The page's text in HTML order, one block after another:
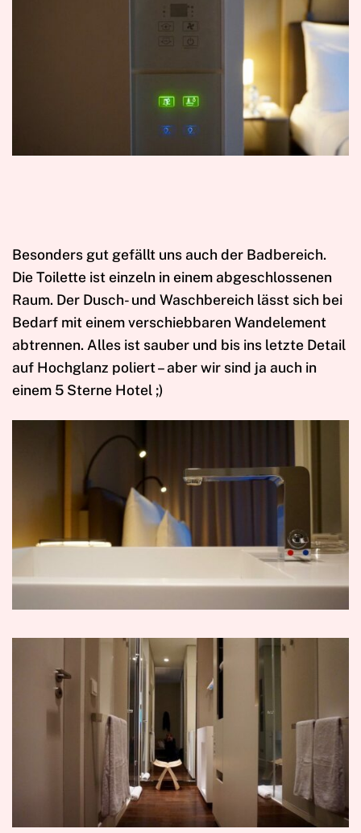
Besonders gut gefällt uns auch der Badbereich.
Die Toilette ist einzeln in einem abgeschlossenen
Raum. Der Dusch- und Waschbereich lässt sich bei
Bedarf mit einem verschiebbaren Wandelement
abtrennen. Alles ist sauber und bis ins letzte Detail
auf Hochglanz poliert – aber wir sind ja auch in
einem 5 Sterne Hotel ;)